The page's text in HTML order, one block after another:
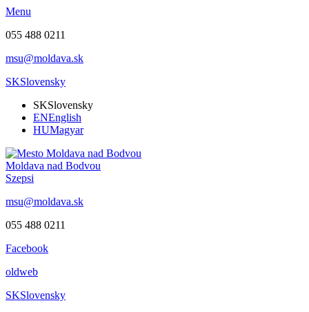
Menu
055 488 0211
msu@moldava.sk
SKSlovensky
SKSlovensky
ENEnglish
HUMagyar
Moldava nad Bodvou
Szepsi
msu@moldava.sk
055 488 0211
Facebook
oldweb
SKSlovensky